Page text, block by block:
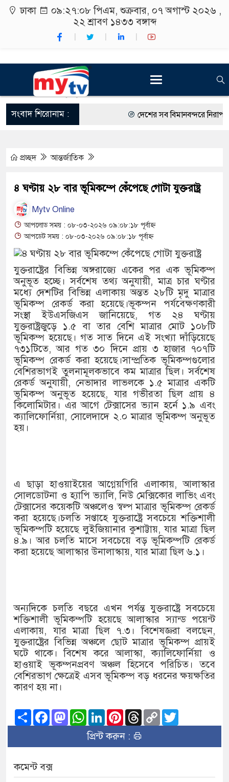
ঢাকা ০৯:২৭:০৮ পিএম, শুক্রবার, ০৭ অগাস্ট ২০২৬ ,
২২ শ্রাবণ ১৪৩৩ বঙ্গাব্দ
সংবাদ শিরোনাম : দেশের সব বিমানবন্দরে নিরাপত্তা
কর্মসূচীর শুভসূচনা।
রং ফর্সাকারী ৮ ব্র্যান্ডের ক্রিমে
থাকায় বিক্রিতে নিষেধাজ্ঞা
অত্যাচারের ছবি যেন আর তুলতে
আলাল
‘গুলশানের চামেলি’তে ভিন্ন
যৌনকর্মীর দালাল চরিত্রে
সারজিস-পাটোয়ারীসহ ১০ জনের
গুলশান থেকে সাবেক মন্ত্রী লতিফ
‘স্কুটি নাকি গোল্ড?’
এর ফ্রিডম ব্র্যান্ড, বাড়ল
খিলক্ষেত থানা বিএনপির যুগ্ম
দেশের ৬ অঞ্চলে ঝড়ের আভাস
সার্ককে আরও গতিশীল করতে চায়
প্রেমের সম্পর্ক ছিন্ন না করায়
অবশেষে পদত্যাগ করলেন ভারতের
জামায়াত ফেরেশতাদের দল নয়,
প্রচ্ছদ আন্তর্জাতিক
৪ ঘণ্টায় ২৮ বার ভূমিকম্পে কেঁপেছে গোটা যুক্তরাষ্ট্র
Mytv Online
আপলোড সময় : ০৮-০৩-২০২৬ ০৯:০৮:১৮ পূর্বাহ্ন
আপডেট সময় : ০৮-০৩-২০২৬ ০৯:০৮:১৮ পূর্বাহ্ন
যুক্তরাষ্ট্রের বিভিন্ন অঙ্গরাজ্যে একের পর এক ভূমিকম্প
অনুভূত হচ্ছে। সর্বশেষ তথ্য অনুযায়ী, মাত্র চার ঘণ্টার
মধ্যে দেশটির বিভিন্ন এলাকায় অন্তত ২৮টি মৃদু মাত্রার
ভূমিকম্প রেকর্ড করা হয়েছে।ভূকম্পন পর্যবেক্ষণকারী
সংস্থা ইউএসজিএস জানিয়েছে, গত ২৪ ঘণ্টায়
যুক্তরাষ্ট্রজুড়ে ১.৫ বা তার বেশি মাত্রার মোট ১০৮টি
ভূমিকম্প হয়েছে। গত সাত দিনে এই সংখ্যা দাঁড়িয়েছে
৭৩১টিতে, আর গত ৩০ দিনে প্রায় ৩ হাজার ৭০৭টি
ভূমিকম্প রেকর্ড করা হয়েছে।সাম্প্রতিক ভূমিকম্পগুলোর
বেশিরভাগই তুলনামূলকভাবে কম মাত্রার ছিল। সর্বশেষ
রেকর্ড অনুযায়ী, নেভাদার লাভলকে ১.৫ মাত্রার একটি
ভূমিকম্প অনুভূত হয়েছে, যার গভীরতা ছিল প্রায় ৪
কিলোমিটার। এর আগে টেক্সাসের ভ্যান হর্নে ১.৯ এবং
ক্যালিফোর্নিয়া, সোলেদাদে ২.০ মাত্রার ভূমিকম্প অনুভূত
হয়।
এ ছাড়া হাওয়াইয়ের আগ্নেয়গিরি এলাকায়, আলাস্কার
সোলডোটনা ও হ্যাপি ভ্যালি, নিউ মেক্সিকোর লাভিং এবং
টেক্সাসের কয়েকটি অঞ্চলেও স্বল্প মাত্রার ভূমিকম্প রেকর্ড
করা হয়েছে।চলতি সপ্তাহে যুক্তরাষ্ট্রে সবচেয়ে শক্তিশালী
ভূমিকম্পটি হয়েছে লুইজিয়ানার কুশাট্টায়, যার মাত্রা ছিল
৪.৯। আর চলতি মাসে সবচেয়ে বড় ভূমিকম্পটি রেকর্ড
করা হয়েছে আলাস্কার উনালাস্কায়, যার মাত্রা ছিল ৬.১।
অন্যদিকে চলতি বছরে এখন পর্যন্ত যুক্তরাষ্ট্রে সবচেয়ে
শক্তিশালী ভূমিকম্পটি হয়েছে আলাস্কার স্যান্ড পয়েন্ট
এলাকায়, যার মাত্রা ছিল ৭.৩। বিশেষজ্ঞরা বলছেন,
যুক্তরাষ্ট্রের বিভিন্ন অঞ্চলে ছোট মাত্রার ভূমিকম্প প্রায়ই
ঘটে থাকে। বিশেষ করে আলাস্কা, ক্যালিফোর্নিয়া ও
হাওয়াই ভূকম্পনপ্রবণ অঞ্চল হিসেবে পরিচিত। তবে
বেশিরভাগ ক্ষেত্রেই এসব ভূমিকম্প বড় ধরনের ক্ষয়ক্ষতির
কারণ হয় না।
ShareFacebook
Mastodon
WhatsApp
LinkedInPinterest
Threads
Copy
Link
প্রিন্ট করুন :
কমেন্ট বক্স